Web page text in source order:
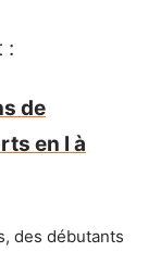
:
de
en l à
des débutants